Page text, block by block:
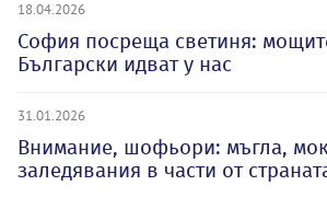
18.04.2026
София посреща светиня:
Български идват у нас
31.01.2026
Внимание, шофьори: мъгла,
заледявания в части от